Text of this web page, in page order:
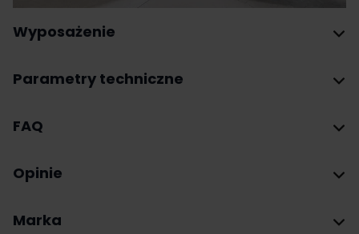
Wyposażenie
Parametry techniczne
FAQ
Opinie
Marka